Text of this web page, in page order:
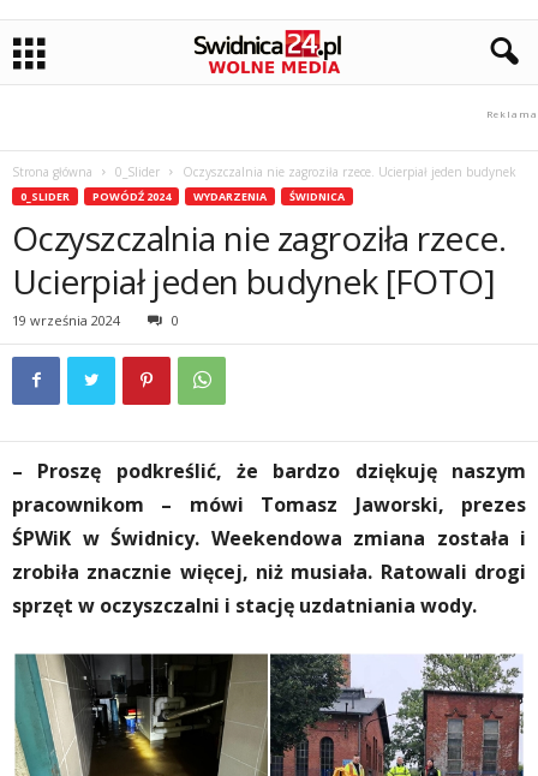
Strona główna 0_Slider Oczyszczalnia nie zagroziła rzece. Ucierpiał jeden budynek
0_SLIDER POWÓDŹ 2024 WYDARZENIA ŚWIDNICA
Oczyszczalnia nie zagroziła rzece.
Ucierpiał jeden budynek [FOTO]
19 września 2024 0
– Proszę podkreślić, że bardzo dziękuję naszym
pracownikom – mówi Tomasz Jaworski, prezes
ŚPWiK w Świdnicy. Weekendowa zmiana została i
zrobiła znacznie więcej, niż musiała. Ratowali drogi
sprzęt w oczyszczalni i stację uzdatniania wody.